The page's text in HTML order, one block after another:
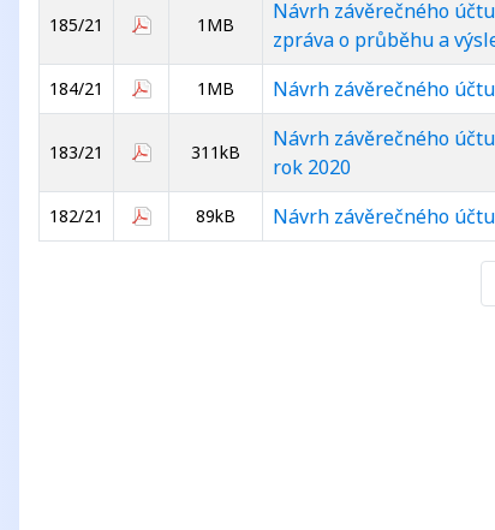
185/21 1MB
Návrh závěrečného
zpráva o průběhu a
184/21 1MB Návrh závěrečného
183/21 311kB
Návrh závěrečného
rok 2020
182/21 89kB Návrh závěrečného